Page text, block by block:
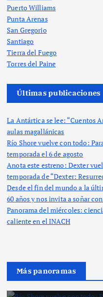
Puerto Williams
Punta Arenas
San Gregorio
Santiago
Tierra del Fuego
Torres del Paine
Últimas publicaciones
La Antártica se lee: “Cuentos
aulas magallánicas
Río Shore vuelve con todo:
temporada el 6 de agosto
Anota este estreno: Dexter
temporada de “Dexter:
Desde el fin del mundo a la
60 años y nos invita a soñar
Panorama del miércoles:
caliente en el INACH
Más panoramas